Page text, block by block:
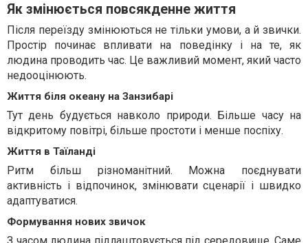
Як змінюється повсякденне життя
Після переїзду змінюються не тільки умови, а й звички.
Простір починає впливати на поведінку і на те, як
людина проводить час. Це важливий момент, який часто
недооцінюють.
Життя біля океану на Занзибарі
Тут день будується навколо природи. Більше часу на
відкритому повітрі, більше простоти і менше поспіху.
Життя в Таїланді
Ритм більш різноманітний. Можна поєднувати
активність і відпочинок, змінювати сценарії і швидко
адаптуватися.
Формування нових звичок